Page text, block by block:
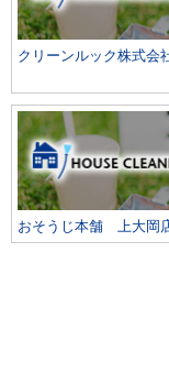
クリーンルック株式会
おそうじ本舗 上大岡